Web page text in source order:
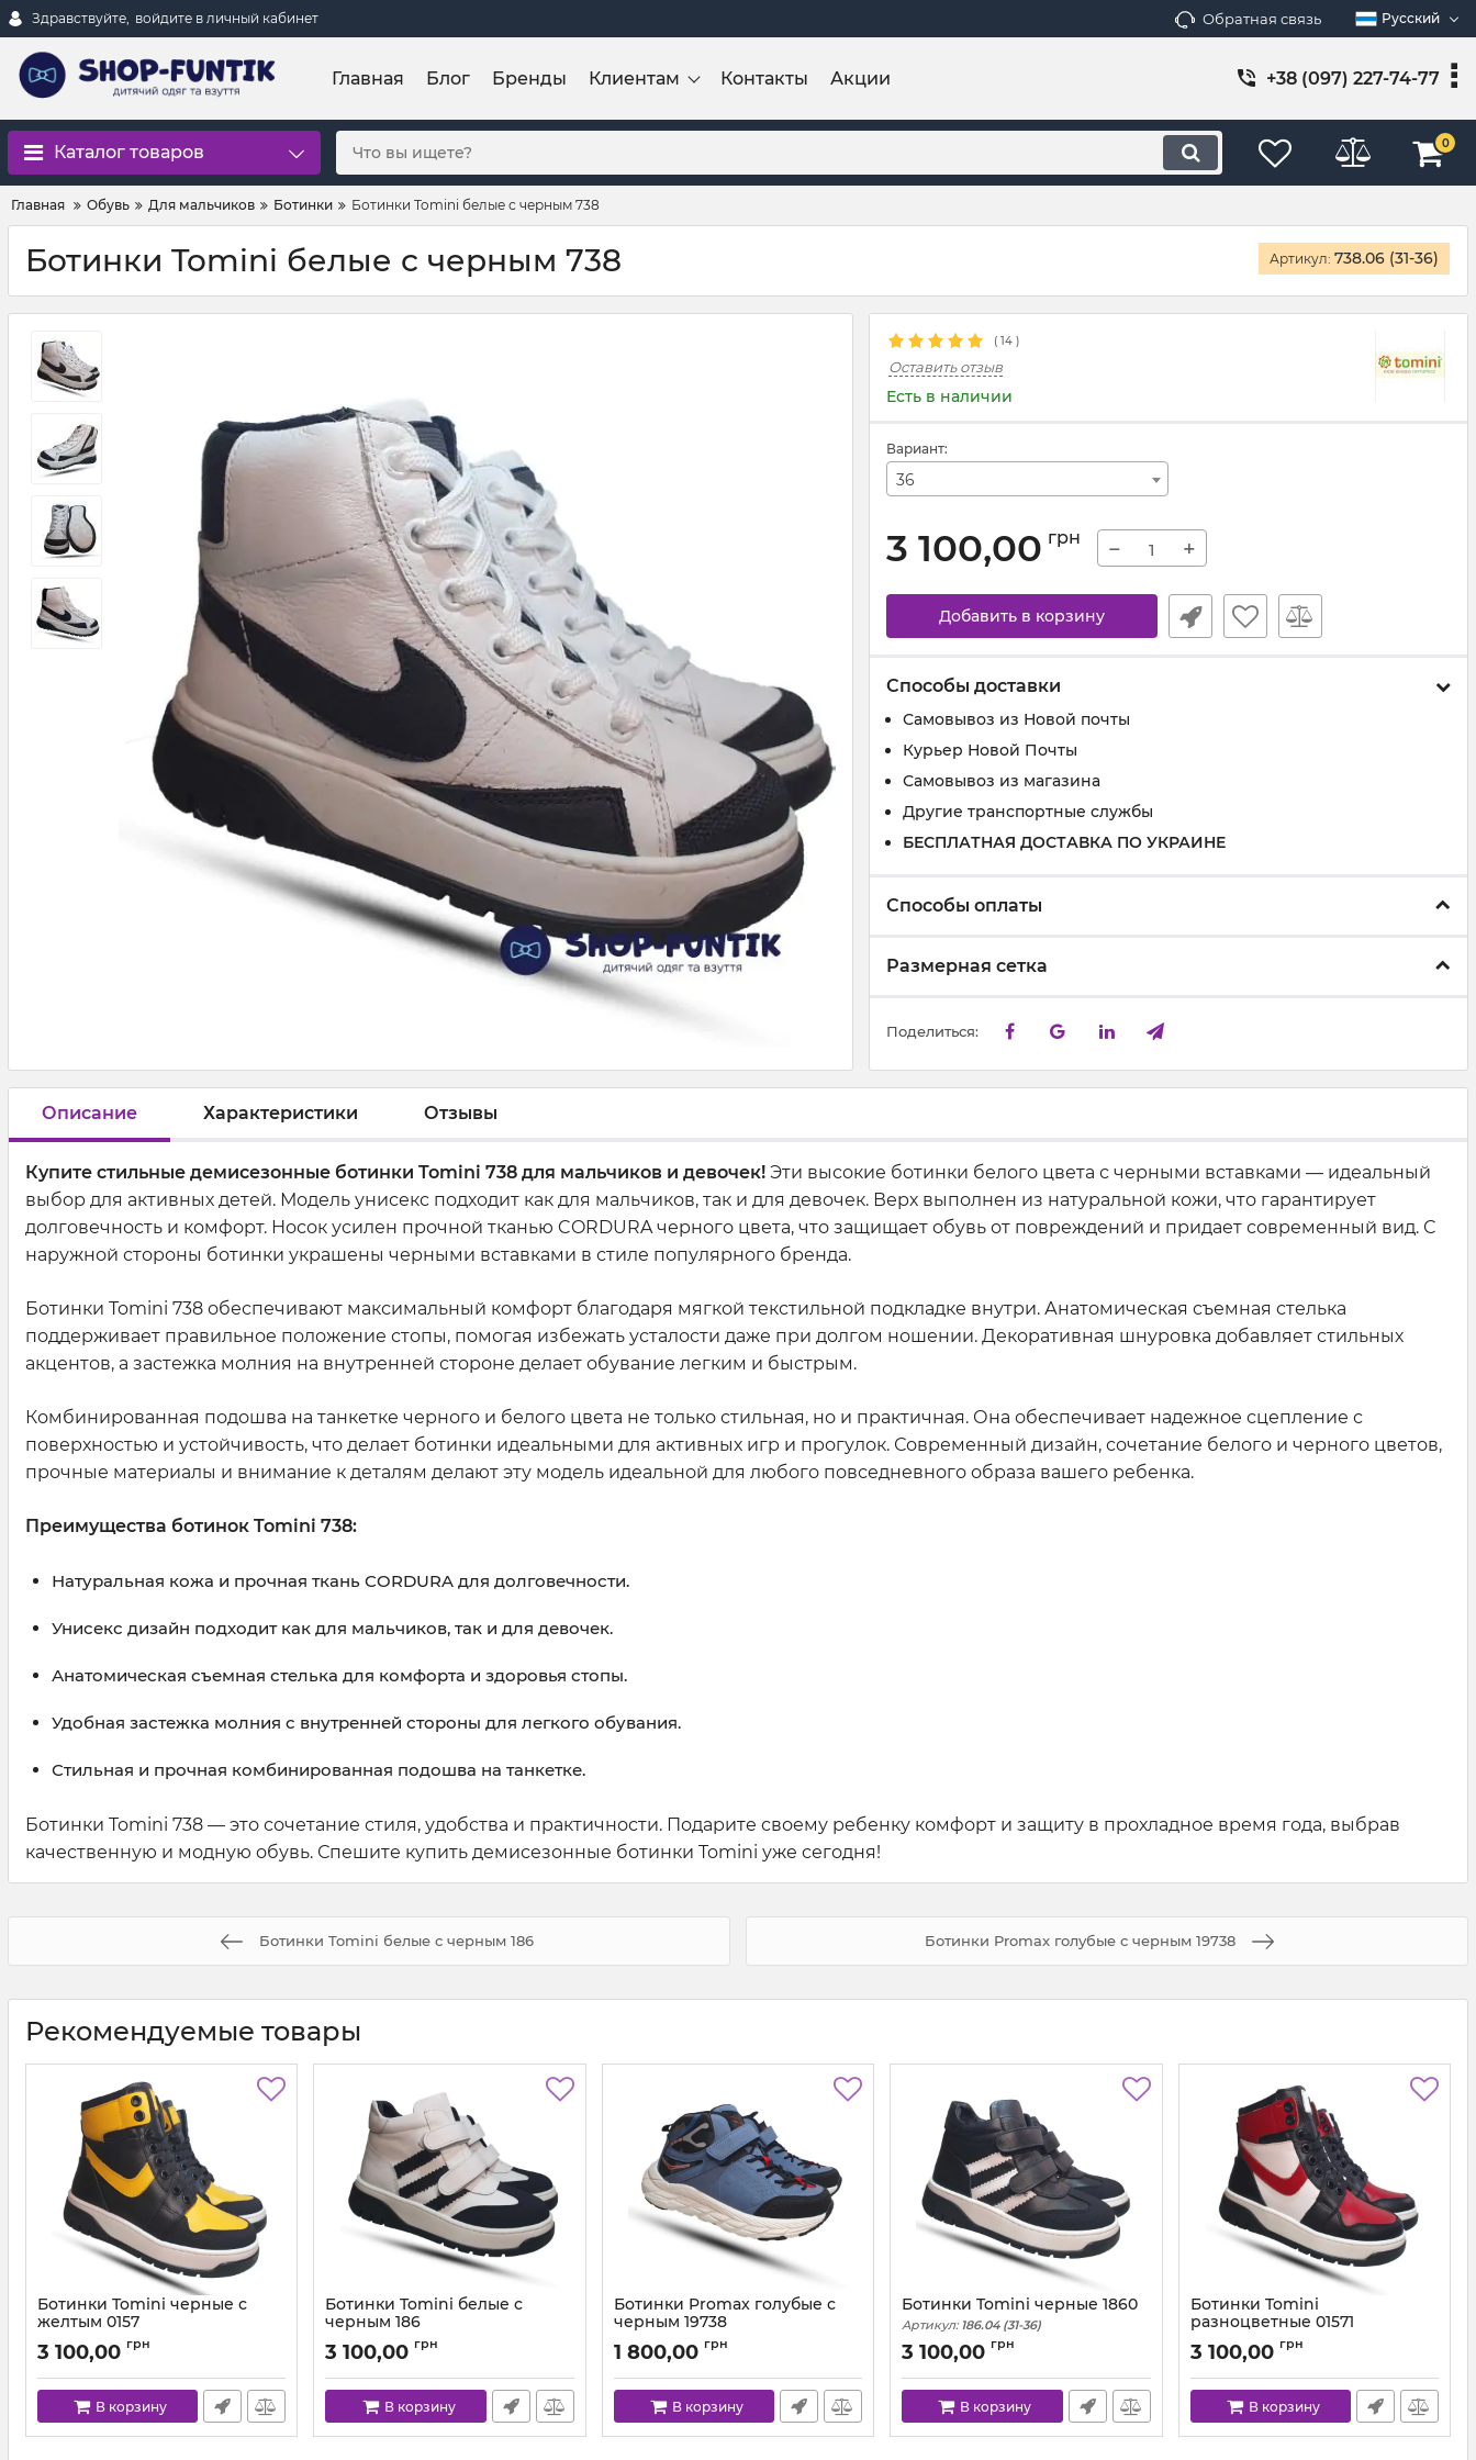
Здравствуйте, войдите в личный кабинет Обратная связь Русский
Главная Блог Бренды Клиентам Контакты Акции +38 (097) 227-74-77
Каталог товаров 0
Главная Обувь Для мальчиков Ботинки Ботинки Tomini белые с черным 738
Ботинки Tomini белые с черным 738 Артикул: 738.06 (31-36)
( 14 )
Оставить отзыв
Есть в наличии
Вариант:
36
3 100,00 грн − +
Добавить в корзину
Способы доставки
Самовывоз из Новой почты
Курьер Новой Почты
Самовывоз из магазина
Другие транспортные службы
БЕСПЛАТНАЯ ДОСТАВКА ПО УКРАИНЕ
Способы оплаты
Размерная сетка
Поделиться:
Описание Характеристики Отзывы
Купите стильные демисезонные ботинки Tomini 738 для мальчиков и девочек! Эти высокие ботинки белого цвета с черными вставками — идеальный
выбор для активных детей. Модель унисекс подходит как для мальчиков, так и для девочек. Верх выполнен из натуральной кожи, что гарантирует
долговечность и комфорт. Носок усилен прочной тканью CORDURA черного цвета, что защищает обувь от повреждений и придает современный вид. С
наружной стороны ботинки украшены черными вставками в стиле популярного бренда.
Ботинки Tomini 738 обеспечивают максимальный комфорт благодаря мягкой текстильной подкладке внутри. Анатомическая съемная стелька
поддерживает правильное положение стопы, помогая избежать усталости даже при долгом ношении. Декоративная шнуровка добавляет стильных
акцентов, а застежка молния на внутренней стороне делает обувание легким и быстрым.
Комбинированная подошва на танкетке черного и белого цвета не только стильная, но и практичная. Она обеспечивает надежное сцепление с
поверхностью и устойчивость, что делает ботинки идеальными для активных игр и прогулок. Современный дизайн, сочетание белого и черного цветов,
прочные материалы и внимание к деталям делают эту модель идеальной для любого повседневного образа вашего ребенка.
Преимущества ботинок Tomini 738:
Натуральная кожа и прочная ткань CORDURA для долговечности.
Унисекс дизайн подходит как для мальчиков, так и для девочек.
Анатомическая съемная стелька для комфорта и здоровья стопы.
Удобная застежка молния с внутренней стороны для легкого обувания.
Стильная и прочная комбинированная подошва на танкетке.
Ботинки Tomini 738 — это сочетание стиля, удобства и практичности. Подарите своему ребенку комфорт и защиту в прохладное время года, выбрав
качественную и модную обувь. Спешите купить демисезонные ботинки Tomini уже сегодня!
Ботинки Tomini белые с черным 186 Ботинки Promax голубые с черным 19738
Рекомендуемые товары
Ботинки Tomini черные с
желтым 0157
Артикул: 0157.03 (31-36)
3 100,00 грн
В корзину
Ботинки Tomini белые с
черным 186
Артикул: 186.03 (31-36)
3 100,00 грн
В корзину
Ботинки Promax голубые с
черным 19738
Артикул: 1973.8 (26-35)
1 800,00 грн
В корзину
Ботинки Tomini черные 1860
Артикул: 186.04 (31-36)
3 100,00 грн
В корзину
Ботинки Tomini
разноцветные 01571
Артикул: 0157.01 (31-36)
3 100,00 грн
В корзину